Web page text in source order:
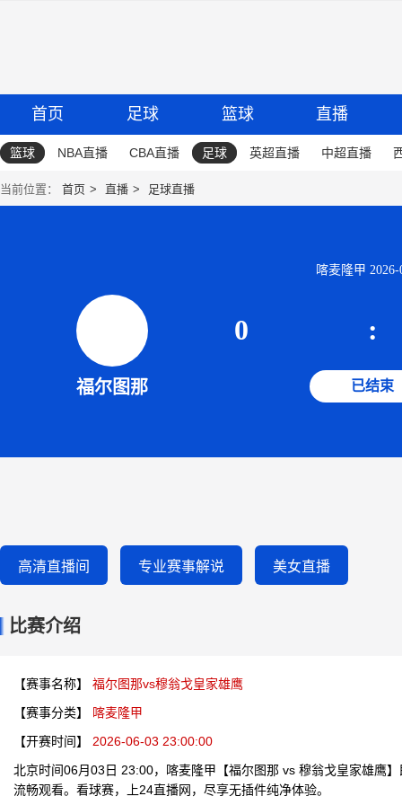
首页 足球 篮球 直播
篮球 NBA直播 CBA直播 足球 英超直播 中超直播
当前位置： 首页 直播 足球直播
喀麦隆甲 2026-
福尔图那
0 :
已结束
高清直播间 专业赛事解说 美女直播
比赛介绍
【赛事名称】
福尔图那vs穆翁戈皇家雄鹰
【赛事分类】
喀麦隆甲
【开赛时间】
2026-06-03 23:00:00
北京时间06月03日 23:00，喀麦隆甲【福尔图那 vs 穆翁戈皇家雄鹰
流畅观看。看球赛，上24直播网，尽享无插件纯净体验。